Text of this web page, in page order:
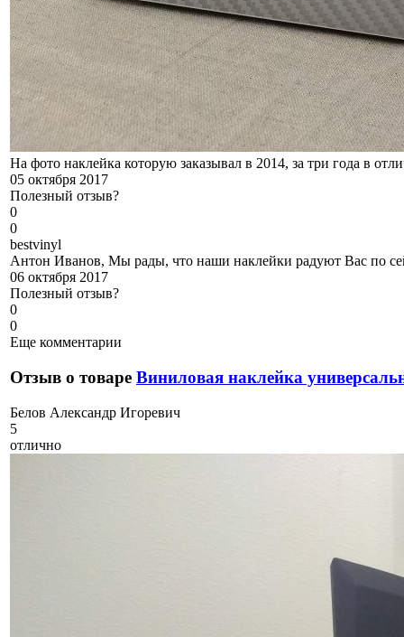
На фото наклейка которую заказывал в 2014, за три года в
05 октября 2017
Полезный отзыв?
0
0
bestvinyl
Антон Иванов, Мы рады, что наши наклейки радуют Вас по
06 октября 2017
Полезный отзыв?
0
0
Еще комментарии
Отзыв о товаре Виниловая наклейка
Белов Александр Игоревич
5
отлично